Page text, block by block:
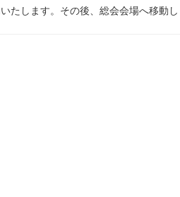
たします。その後、総会会場へ移動し